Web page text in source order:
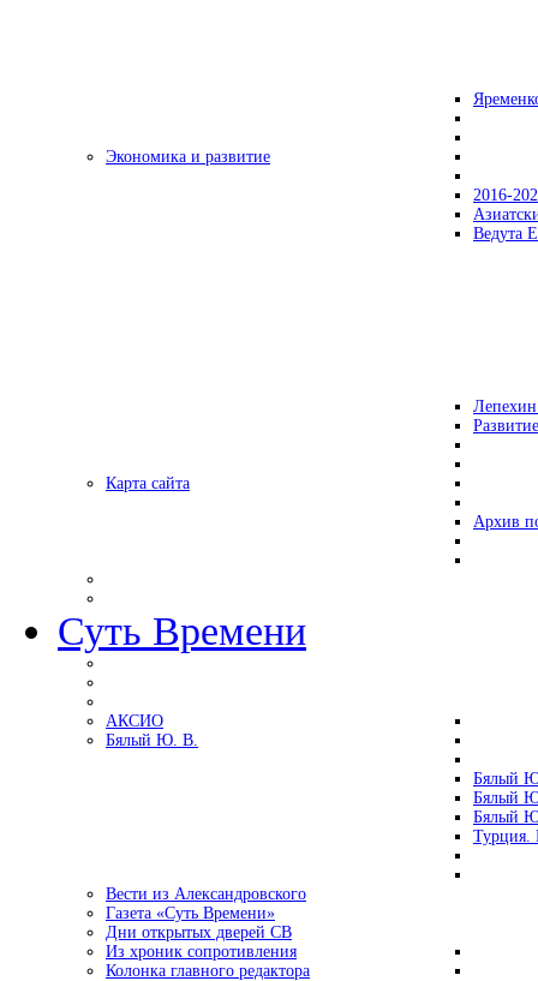
Экономика и развитие
2016-
Ведута
Карта сайта
Архив
Суть Времени
АКСИО
Бялый Ю. В.
Бялый
Бялый
Бялый
Турция.
Вести из Александровского
Газета «Суть Времени»
Дни открытых дверей СВ
Из хроник сопротивления
Колонка главного редактора